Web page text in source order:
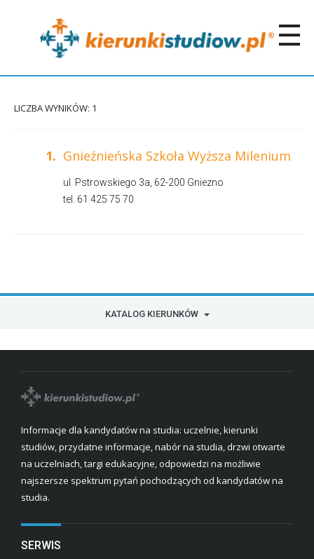
LICZBA WYNIKÓW: 1
1. Gnieźnieńska Szkoła Wyższa Milenium
ul. Pstrowskiego 3a, 62-200 Gniezno
tel. 61 425 75 70
KATALOG KIERUNKÓW
Informacje dla kandydatów na studia: uczelnie, kierunki
studiów, przydatne informacje, nabór na studia, drzwi otwarte
na uczelniach, targi edukacyjne, odpowiedzi na możliwie
najszersze spektrum pytań pochodzących od kandydatów na
studia.
SERWIS